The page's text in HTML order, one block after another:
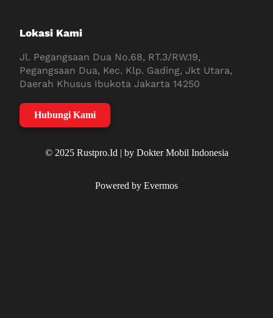
Lokasi Kami
Jl. Pegangsaan Dua No.68, RT.3/RW.19,
Pegangsaan Dua, Kec. Klp. Gading, Jkt Utara,
Daerah Khusus Ibukota Jakarta 14250
Hubungi Kami
© 2025 Rustpro.Id | by Dokter Mobil Indonesia
Powered by Evermos